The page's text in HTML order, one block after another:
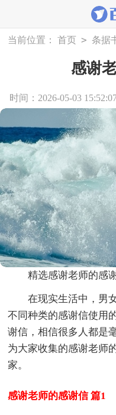
当前位置： 首页 > 条据
感谢
时间：2026-05-03
精选感谢老师的感
在现实生活中，男
不同种类的感谢信使用
谢信，相信很多人都是
为大家收集的感谢老师
家。
感谢老师的感谢信 篇1